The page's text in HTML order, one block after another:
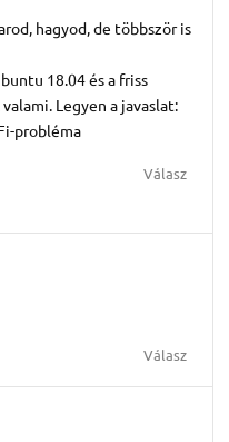
hagyod, de többször is
18.04 és a friss
Legyen a javaslat:
probléma
Válasz
Válasz